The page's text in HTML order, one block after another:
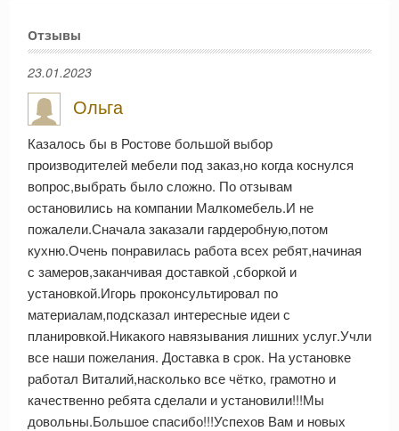
Отзывы
23.01.2023
Ольга
Казалось бы в Ростове большой выбор
производителей мебели под заказ,но когда коснулся
вопрос,выбрать было сложно. По отзывам
остановились на компании Малкомебель.И не
пожалели.Сначала заказали гардеробную,потом
кухню.Очень понравилась работа всех ребят,начиная
с замеров,заканчивая доставкой ,сборкой и
установкой.Игорь проконсультировал по
материалам,подсказал интересные идеи с
планировкой.Никакого навязывания лишних услуг.Учли
все наши пожелания. Доставка в срок. На установке
работал Виталий,насколько все чётко, грамотно и
качественно ребята сделали и установили!!!Мы
довольны.Большое спасибо!!!Успехов Вам и новых